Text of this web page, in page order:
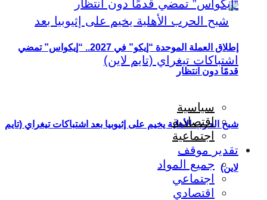
شبح الحرب الأهلية يخيم على إثيوبيا بعد اشتباكات تيغراي (تايم
لاين)
إطلاق العملة الموحدة “إيكو” في 2027.. “إيكواس” تمضي
قدمًا دون انتظار
سياسية
اقتصادية
اجتماعية
تقدير موقف
جميع المواد
اجتماعي
اقتصادي